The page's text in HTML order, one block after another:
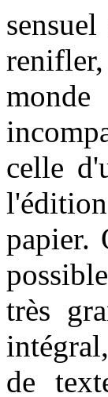
celle
papier.
très
de